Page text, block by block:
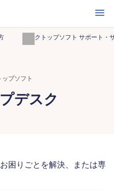
開く
デスクトップソフト サポート・
ップソフト
デスク
困りごとを解決、または専